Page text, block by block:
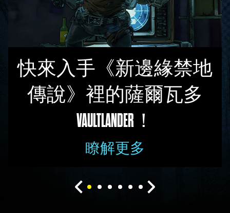
快來入手《新邊緣禁地
傳說》裡的薩爾瓦多
VAULTLANDER！
瞭解更多